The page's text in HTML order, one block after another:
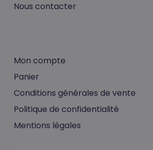
Nous contacter
Mon compte
Panier
Conditions générales de vente
Politique de confidentialité
Mentions légales